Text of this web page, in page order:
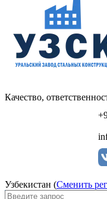
Качество,
Узбекистан (Сменить